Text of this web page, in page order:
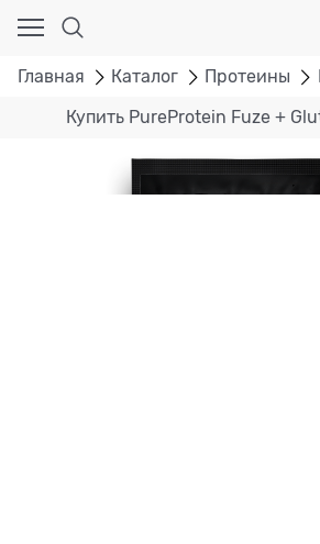
Главная Каталог Протеины
Купить PureProtein Fuze +